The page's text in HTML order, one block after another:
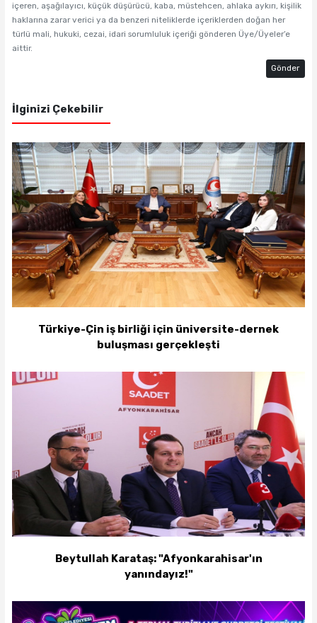
içeren, aşağılayıcı, küçük düşürücü, kaba, müstehcen, ahlaka aykırı, kişilik
haklarına zarar verici ya da benzeri niteliklerde içeriklerden doğan her
türlü mali, hukuki, cezai, idari sorumluluk içeriği gönderen Üye/Üyeler’e
aittir.
Gönder
İlginizi Çekebilir
Türkiye-Çin iş birliği için üniversite-dernek
buluşması gerçekleşti
Beytullah Karataş: "Afyonkarahisar'ın
yanındayız!"